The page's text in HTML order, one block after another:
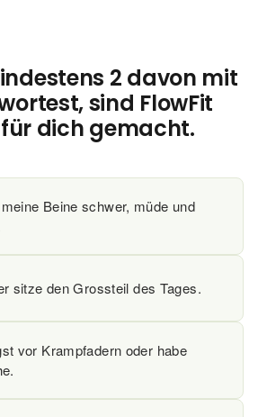
2 davon mit
sind FlowFit
dich gemacht.
Beine schwer, müde und
sitze den Grossteil des Tages.
vor Krampfadern oder habe